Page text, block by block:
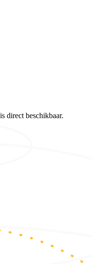
direct beschikbaar.